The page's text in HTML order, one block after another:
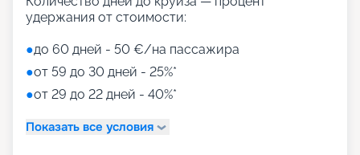
удержания от стоимости:
●до 60 дней - 50 €/на пассажира
●от 59 до 30 дней - 25%*
●от 29 до 22 дней - 40%*
Показать все условия